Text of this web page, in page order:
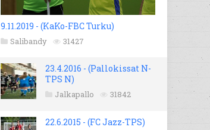
9.11.2019 - (KaKo-FBC Turku)
Salibandy 31427
23.4.2016 - (Pallokissat N-
TPS N)
Jalkapallo 31842
22.6.2015 - (FC Jazz-TPS)